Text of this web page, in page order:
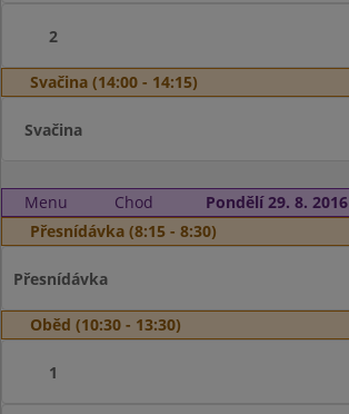
2
Svačina (14:00 - 14:15)
Svačina
Menu Chod
Pondělí 29. 8. 2016
Přesnídávka (8:15 - 8:30)
Přesnídávka
Oběd (10:30 - 13:30)
1